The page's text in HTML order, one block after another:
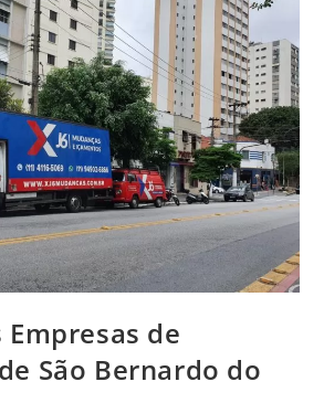
de
São Bernardo do